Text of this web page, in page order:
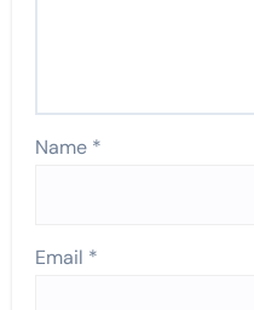
Name *
Email *